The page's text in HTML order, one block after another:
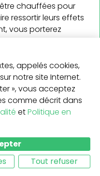
chauffées pour
ressortir leurs effets
vous porterez
qu’il y a très peu
eux-mêmes.
ne peut pas vous
dire que vous ne
le faisant, pas vrai ?
appelés cookies,
notre site Internet.
», vous acceptez
comme décrit dans
etPolitique en
Tout refuser